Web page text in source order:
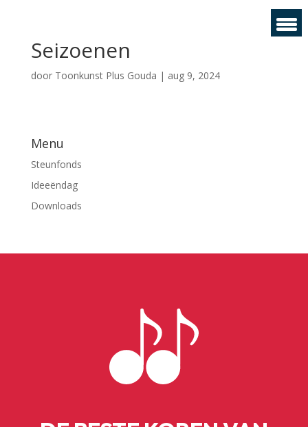
Seizoenen
door Toonkunst Plus Gouda | aug 9, 2024
Menu
Steunfonds
Ideeëndag
Downloads